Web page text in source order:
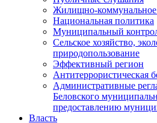
Жилищно-коммунальное
Национальная политика
Муниципальный
Сельское хозяйство,
природопользование
Эффективный регион
Антитеррористическая
Административные
Беловского
предоставлению
Власть